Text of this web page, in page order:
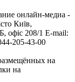
онлайн-медиа -
Київ,
208/1 E-mail:
205-43-00
на
на